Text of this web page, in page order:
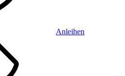
Anleihen